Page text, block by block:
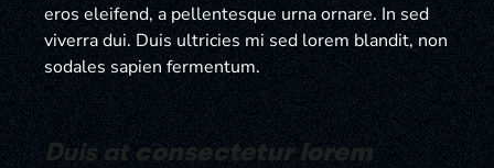
eros eleifend, a pellentesque urna ornare. In sed
viverra dui. Duis ultricies mi sed lorem blandit, non
sodales sapien fermentum.
˝Duis at consectetur lorem